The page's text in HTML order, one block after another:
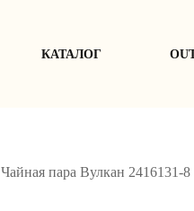
КАТАЛОГ
Чайная пара Вулкан 2416131-